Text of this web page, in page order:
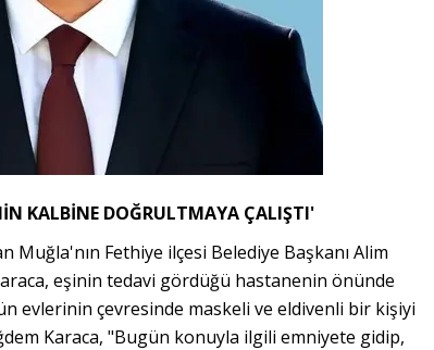
KALBİNE DOĞRULTMAYA ÇALIŞTI'
Muğla'nın Fethiye ilçesi Belediye Başkanı Alim
eşinin tedavi gördüğü hastanenin önünde
evlerinin çevresinde maskeli ve eldivenli bir kişiyi
Karaca, "Bugün konuyla ilgili emniyete gidip,